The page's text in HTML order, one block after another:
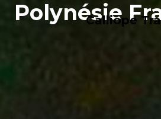
Calliope
Polynésie